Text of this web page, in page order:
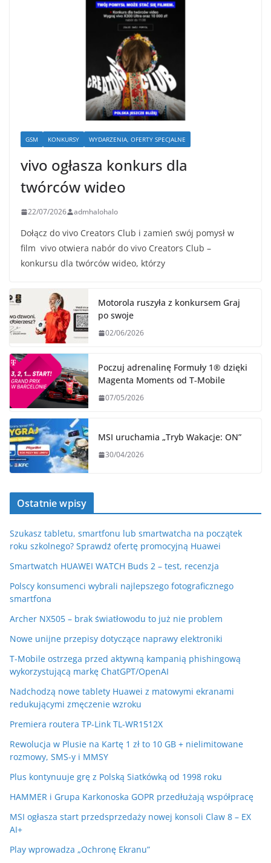
GSM KONKURSY WYDARZENIA, OFERTY SPECJALNE
vivo ogłasza konkurs dla
twórców wideo
22/07/2026 admhalohalo
Dołącz do vivo Creators Club i zamień swój pomysł w
film vivo otwiera nabór do vivo Creators Club –
konkursu dla twórców wideo, którzy
Motorola ruszyła z konkursem Graj
po swoje
02/06/2026
Poczuj adrenalinę Formuły 1® dzięki
Magenta Moments od T‑Mobile
07/05/2026
MSI uruchamia „Tryb Wakacje: ON”
30/04/2026
Ostatnie wpisy
Szukasz tabletu, smartfonu lub smartwatcha na początek
roku szkolnego? Sprawdź ofertę promocyjną Huawei
Smartwatch HUAWEI WATCH Buds 2 – test, recenzja
Polscy konsumenci wybrali najlepszego fotograficznego
smartfona
Archer NX505 – brak światłowodu to już nie problem
Nowe unijne przepisy dotyczące naprawy elektroniki
T-Mobile ostrzega przed aktywną kampanią phishingową
wykorzystującą markę ChatGPT/OpenAI
Nadchodzą nowe tablety Huawei z matowymi ekranami
redukującymi zmęczenie wzroku
Premiera routera TP-Link TL-WR1512X
Rewolucja w Plusie na Kartę 1 zł to 10 GB + nielimitowane
rozmowy, SMS-y i MMSY
Plus kontynuuje grę z Polską Siatkówką od 1998 roku
HAMMER i Grupa Karkonoska GOPR przedłużają współpracę
MSI ogłasza start przedsprzedaży nowej konsoli Claw 8 – EX
AI+
Play wprowadza „Ochronę Ekranu”